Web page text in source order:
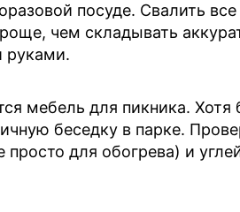
посуде. Свалить
чем складывать
руками.
мебель для пикника.
беседку в парке.
просто для обогрева) и